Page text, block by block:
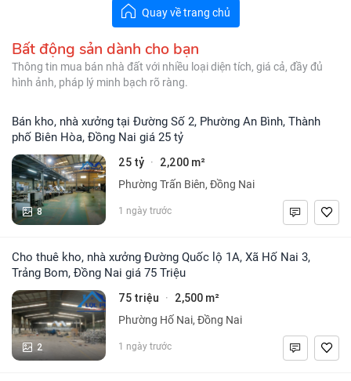
Quay về trang chủ
Bất động sản dành cho bạn
Thông tin mua bán nhà đất với nhiều loại diện tích, giá cả, đầy đủ
hình ảnh, pháp lý minh bạch rõ ràng.
Bán kho, nhà xưởng tại Đường Số 2, Phường An Bình, Thành
phố Biên Hòa, Đồng Nai giá 25 tỷ
8
25 tỷ · 2,200 m²
Phường Trấn Biên, Đồng Nai
1 ngày trước
Cho thuê kho, nhà xưởng Đường Quốc lộ 1A, Xã Hố Nai 3,
Trảng Bom, Đồng Nai giá 75 Triệu
2
75 triệu · 2,500 m²
Phường Hố Nai, Đồng Nai
1 ngày trước